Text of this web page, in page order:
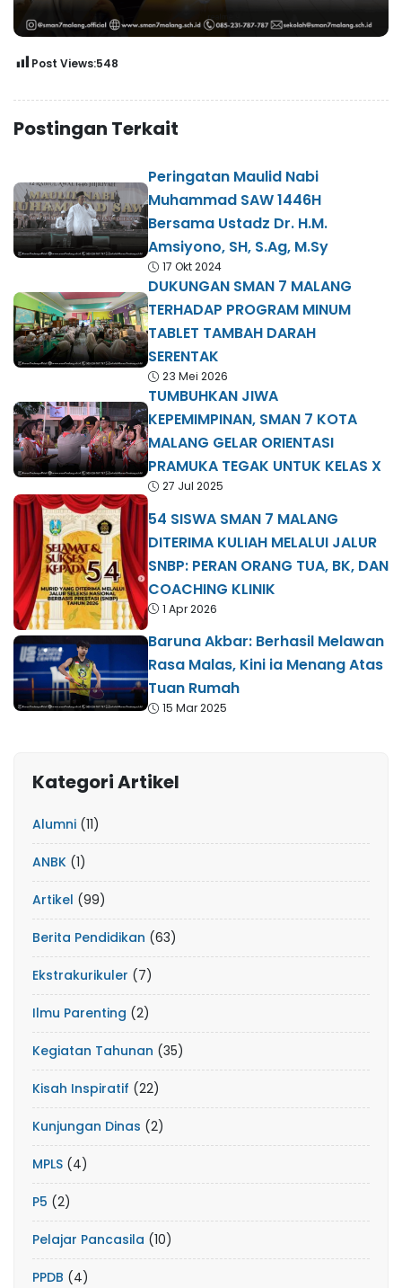
Post Views:548
Postingan Terkait
Peringatan Maulid Nabi
Muhammad SAW 1446H
Bersama Ustadz Dr. H.M.
Amsiyono, SH, S.Ag, M.Sy
17 Okt 2024
DUKUNGAN SMAN 7 MALANG
TERHADAP PROGRAM MINUM
TABLET TAMBAH DARAH
SERENTAK
23 Mei 2026
TUMBUHKAN JIWA
KEPEMIMPINAN, SMAN 7 KOTA
MALANG GELAR ORIENTASI
PRAMUKA TEGAK UNTUK KELAS X
27 Jul 2025
54 SISWA SMAN 7 MALANG
DITERIMA KULIAH MELALUI JALUR
SNBP: PERAN ORANG TUA, BK, DAN
COACHING KLINIK
1 Apr 2026
Baruna Akbar: Berhasil Melawan
Rasa Malas, Kini ia Menang Atas
Tuan Rumah
15 Mar 2025
Kategori Artikel
Alumni (11)
ANBK (1)
Artikel (99)
Berita Pendidikan (63)
Ekstrakurikuler (7)
Ilmu Parenting (2)
Kegiatan Tahunan (35)
Kisah Inspiratif (22)
Kunjungan Dinas (2)
MPLS (4)
P5 (2)
Pelajar Pancasila (10)
PPDB (4)